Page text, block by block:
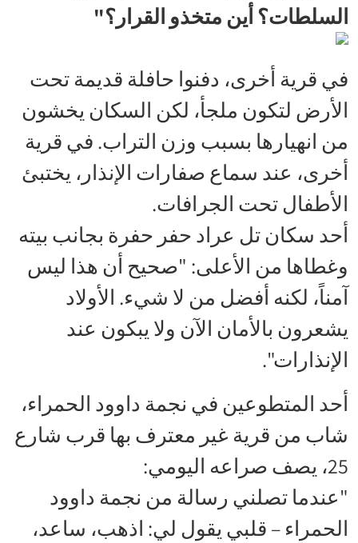
السلطات؟ أين متخذو القرار؟"
في قرية أخرى، دفنوا حافلة قديمة تحت
الأرض لتكون ملجأ، لكن السكان يخشون
من انهيارها بسبب وزن التراب. في قرية
أخرى، عند سماع صفارات الإنذار، يختبئ
الأطفال تحت الجرافات.
أحد سكان تل عراد حفر حفرة بجانب بيته
وغطاها من الأعلى: "صحيح أن هذا ليس
آمناً، لكنه أفضل من لا شيء. الأولاد
يشعرون بالأمان الآن ولا يبكون عند
الإنذارات".
أحد المتطوعين في نجمة داوود الحمراء،
شاب من قرية غير معترف بها قرب شارع
25، يصف صراعه اليومي:
"عندما تصلني رسالة من نجمة داوود
الحمراء – قلبي يقول لي: اذهب، ساعد،